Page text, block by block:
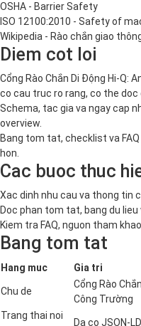
OSHA - Barrier Safety
ISO 12100:2010 - Safety of
Wikipedia - Rào chắn giao
Diem cot loi
Cổng Rào Chắn Di Động Hi-Q:
co cau truc ro rang, co the doc
Schema, tac gia va ngay cap
overview.
Bang tom tat, checklist va
hon.
Cac buoc thuc
Xac dinh nhu cau va thong tin
Doc phan tom tat, bang du lieu
Kiem tra FAQ, nguon tham
Bang tom tat
Hang muc Gia tri
Chu de
Cổng Rào
Công Trường
Trang thai noi
Da co JSON-